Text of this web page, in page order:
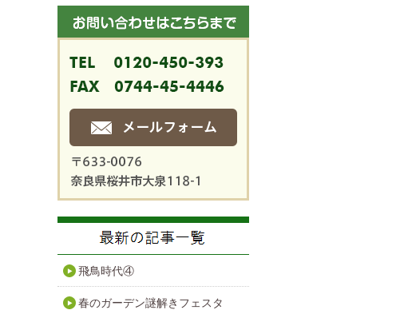
飛鳥時代④
春のガーデン謎解きフェスタ